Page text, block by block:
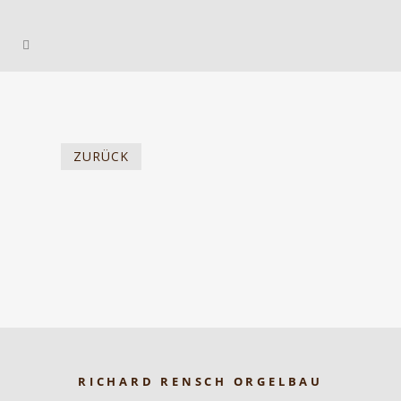
ZURÜCK
RICHARD RENSCH ORGELBAU